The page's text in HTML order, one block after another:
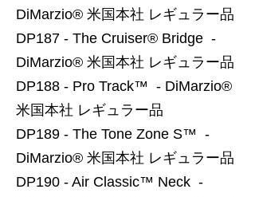
DiMarzio® 米国本社 レギュラー品
DP187 - The Cruiser® Bridge -
DiMarzio® 米国本社 レギュラー品
DP188 - Pro Track™ - DiMarzio®
米国本社 レギュラー品
DP189 - The Tone Zone S™ -
DiMarzio® 米国本社 レギュラー品
DP190 - Air Classic™ Neck -